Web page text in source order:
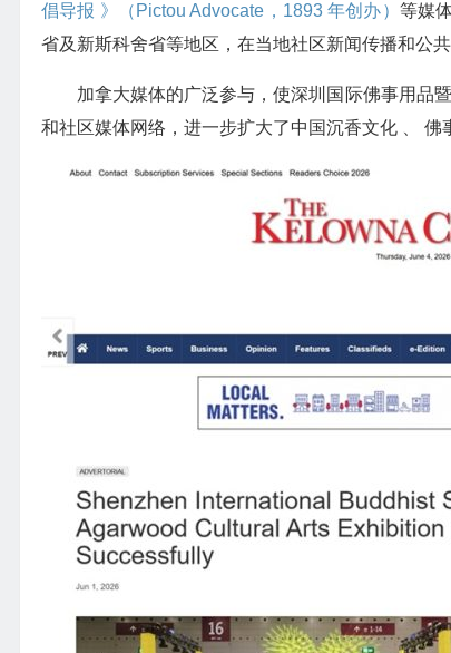
倡导报 》（Pictou Advocate，1893 年创办） 等媒
省及新斯科舍省等地区，在当地社区新闻传播和公
加拿大媒体的广泛参与，使深圳国际佛事用品
和社区媒体网络，进一步扩大了中国沉香文化 、 佛